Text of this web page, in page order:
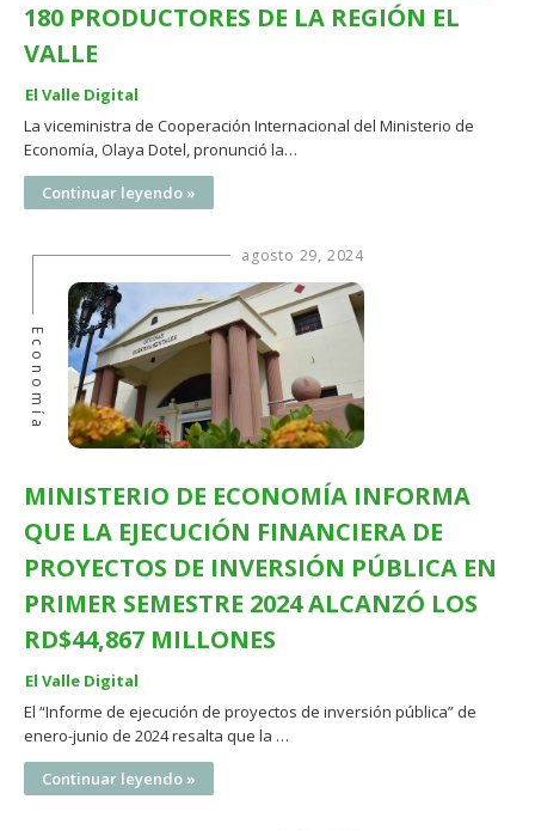
180 PRODUCTORES DE LA REGIÓN EL
VALLE
El Valle Digital
La viceministra de Cooperación Internacional del Ministerio de
Economía, Olaya Dotel, pronunció la…
Continuar leyendo »
agosto 29, 2024
Economía
MINISTERIO DE ECONOMÍA INFORMA
QUE LA EJECUCIÓN FINANCIERA DE
PROYECTOS DE INVERSIÓN PÚBLICA EN
PRIMER SEMESTRE 2024 ALCANZÓ LOS
RD$44,867 MILLONES
El Valle Digital
El “Informe de ejecución de proyectos de inversión pública” de
enero-junio de 2024 resalta que la …
Continuar leyendo »